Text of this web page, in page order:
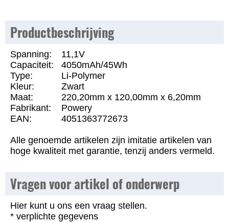
Productbeschrijving
Spanning:
11,1V
Capaciteit:
4050mAh/45Wh
Type:
Li-Polymer
Kleur:
Zwart
Maat:
220,20mm x 120,00mm x 6,20mm
Fabrikant:
Powery
EAN:
4051363772673
Alle genoemde artikelen zijn imitatie artikelen van
hoge kwaliteit met garantie, tenzij anders vermeld.
Vragen voor artikel of onderwerp
Hier kunt u ons een vraag stellen.
* verplichte gegevens